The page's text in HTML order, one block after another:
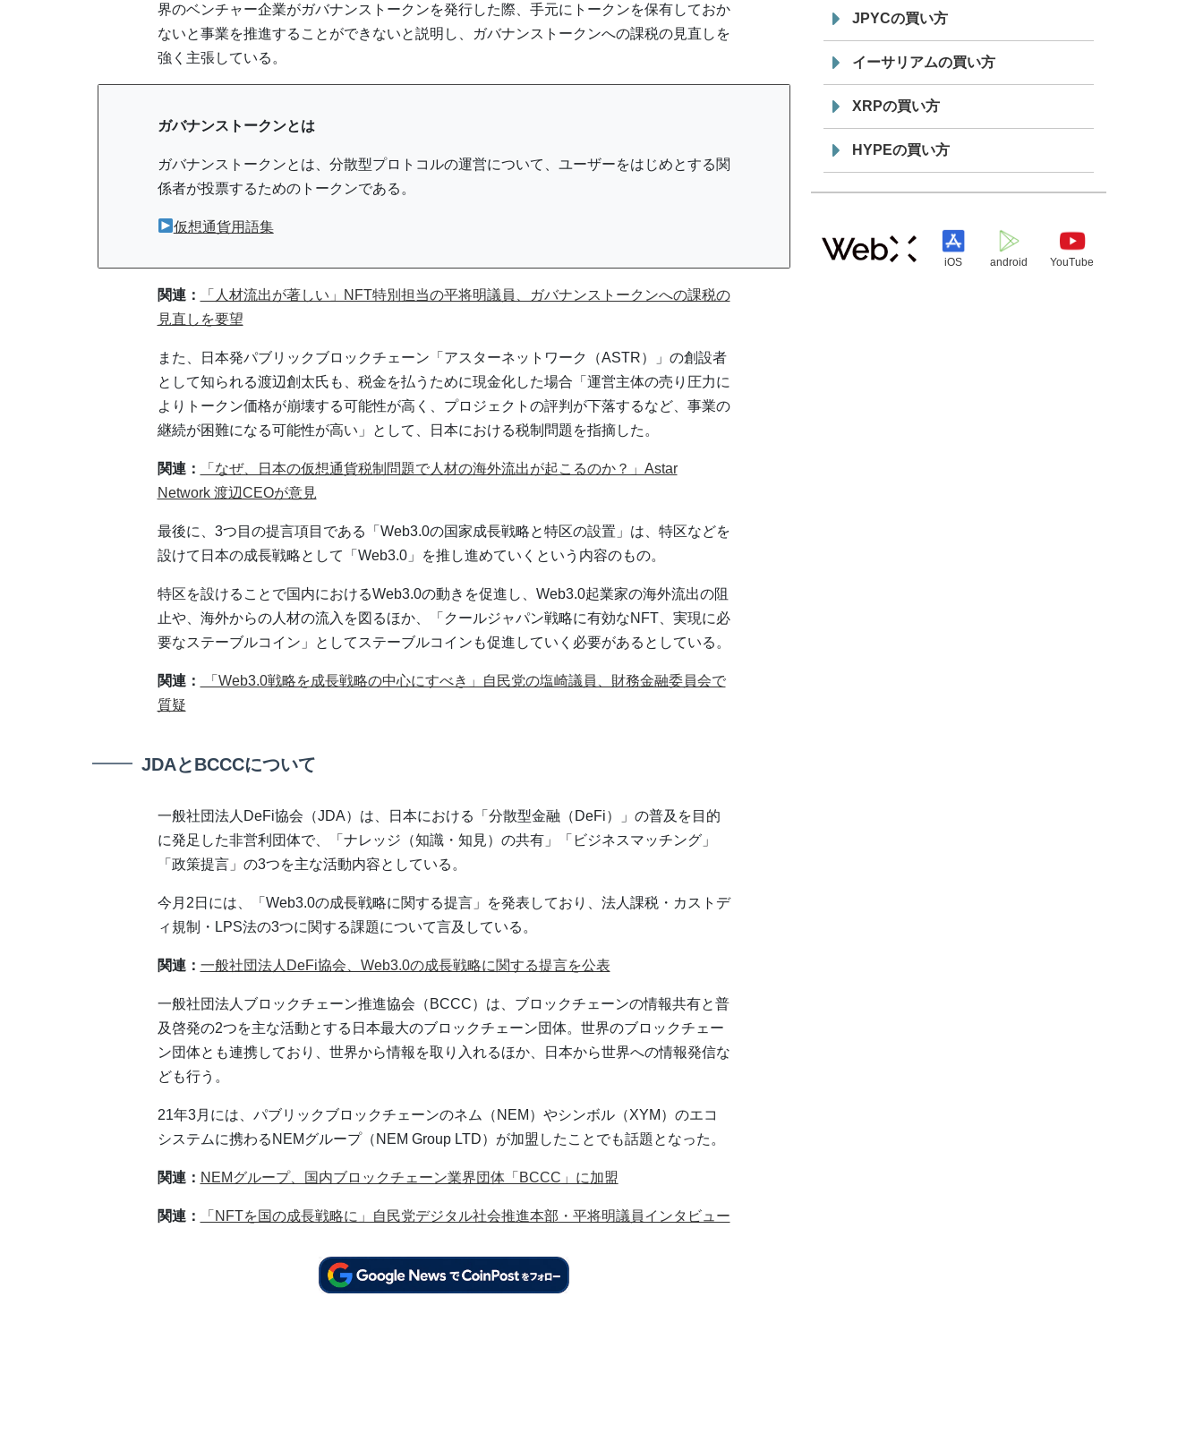
界のベンチャー企業がガバナンストークンを発行した際、手元にトークンを保有しておか
ないと事業を推進することができないと説明し、ガバナンストークンへの課税の見直しを
強く主張している。
ガバナンストークンとは
ガバナンストークンとは、分散型プロトコルの運営について、ユーザーをはじめとする関
係者が投票するためのトークンである。
仮想通貨用語集
関連：
「人材流出が著しい」NFT特別担当の平将明議員、ガバナンストークンへの課税の
見直しを要望
また、日本発パブリックブロックチェーン「アスターネットワーク（ASTR）」の創設者
として知られる渡辺創太氏も、税金を払うために現金化した場合「運営主体の売り圧力に
よりトークン価格が崩壊する可能性が高く、プロジェクトの評判が下落するなど、事業の
継続が困難になる可能性が高い」として、日本における税制問題を指摘した。
関連：
「なぜ、日本の仮想通貨税制問題で人材の海外流出が起こるのか？」Astar
Network 渡辺CEOが意見
最後に、3つ目の提言項目である「Web3.0の国家成長戦略と特区の設置」は、特区などを
設けて日本の成長戦略として「Web3.0」を推し進めていくという内容のもの。
特区を設けることで国内におけるWeb3.0の動きを促進し、Web3.0起業家の海外流出の阻
止や、海外からの人材の流入を図るほか、「クールジャパン戦略に有効なNFT、実現に必
要なステーブルコイン」としてステーブルコインも促進していく必要があるとしている。
関連：
「Web3.0戦略を成長戦略の中心にすべき」自民党の塩崎議員、財務金融委員会で
質疑
JDAとBCCCについて
一般社団法人DeFi協会（JDA）は、日本における「分散型金融（DeFi）」の普及を目的
に発足した非営利団体で、「ナレッジ（知識・知見）の共有」「ビジネスマッチング」
「政策提言」の3つを主な活動内容としている。
今月2日には、「Web3.0の成長戦略に関する提言」を発表しており、法人課税・カストデ
ィ規制・LPS法の3つに関する課題について言及している。
関連： 一般社団法人DeFi協会、Web3.0の成長戦略に関する提言を公表
一般社団法人ブロックチェーン推進協会（BCCC）は、ブロックチェーンの情報共有と普
及啓発の2つを主な活動とする日本最大のブロックチェーン団体。世界のブロックチェー
ン団体とも連携しており、世界から情報を取り入れるほか、日本から世界への情報発信な
ども行う。
21年3月には、パブリックブロックチェーンのネム（NEM）やシンボル（XYM）のエコ
システムに携わるNEMグループ（NEM Group LTD）が加盟したことでも話題となった。
関連： NEMグループ、国内ブロックチェーン業界団体「BCCC」に加盟
関連： 「NFTを国の成長戦略に」自民党デジタル社会推進本部・平将明議員インタビュー
JPYCの買い方
イーサリアムの買い方
XRPの買い方
HYPEの買い方
iOS android YouTube